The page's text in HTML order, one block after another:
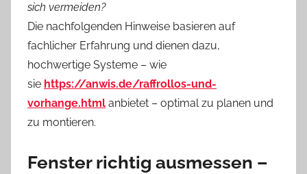
sich vermeiden?
Die nachfolgenden Hinweise basieren auf
fachlicher Erfahrung und dienen dazu,
hochwertige Systeme – wie
sie https://anwis.de/raffrollos-und-
vorhange.html anbietet – optimal zu planen und
zu montieren.
Fenster richtig ausmessen –